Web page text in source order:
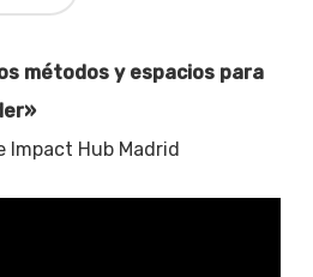
métodos y espacios para
Impact Hub Madrid